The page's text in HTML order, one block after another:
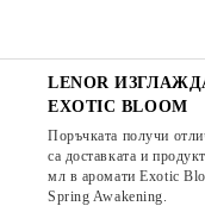
LENOR
EXOTIC BLOOM
Поръчката получи
са доставката и
мл в аромати Exotic
Spring Awakening.